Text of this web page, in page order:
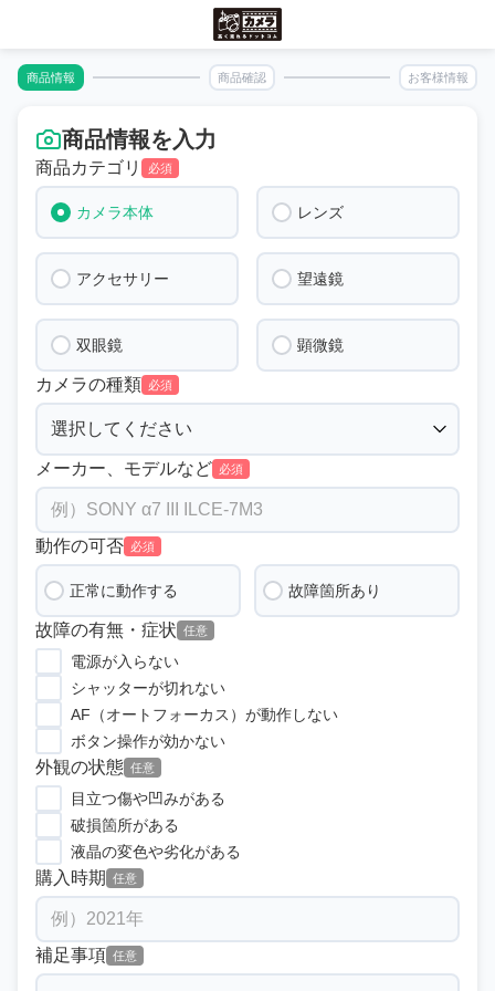
商品情報 商品確認 お客様情報
商品情報を入力
商品カテゴリ 必須
カメラ本体 レンズ
アクセサリー 望遠鏡
双眼鏡 顕微鏡
カメラの種類 必須
メーカー、モデルなど 必須
動作の可否 必須
正常に動作する 故障箇所あり
故障の有無・症状 任意
電源が入らない
シャッターが切れない
AF（オートフォーカス）が動作しない
ボタン操作が効かない
外観の状態 任意
目立つ傷や凹みがある
破損箇所がある
液晶の変色や劣化がある
購入時期 任意
補足事項 任意